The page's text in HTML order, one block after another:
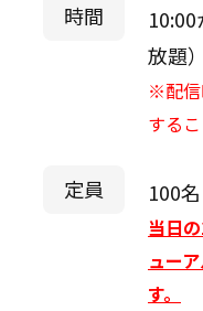
時間
放題）
※配信
する
定員 100名
当日
ュー
す。